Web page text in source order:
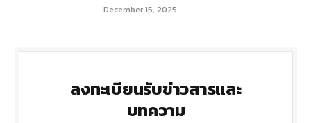
December 15, 2025
ลงทะเบียนรับข่าวสารและ
บทความ